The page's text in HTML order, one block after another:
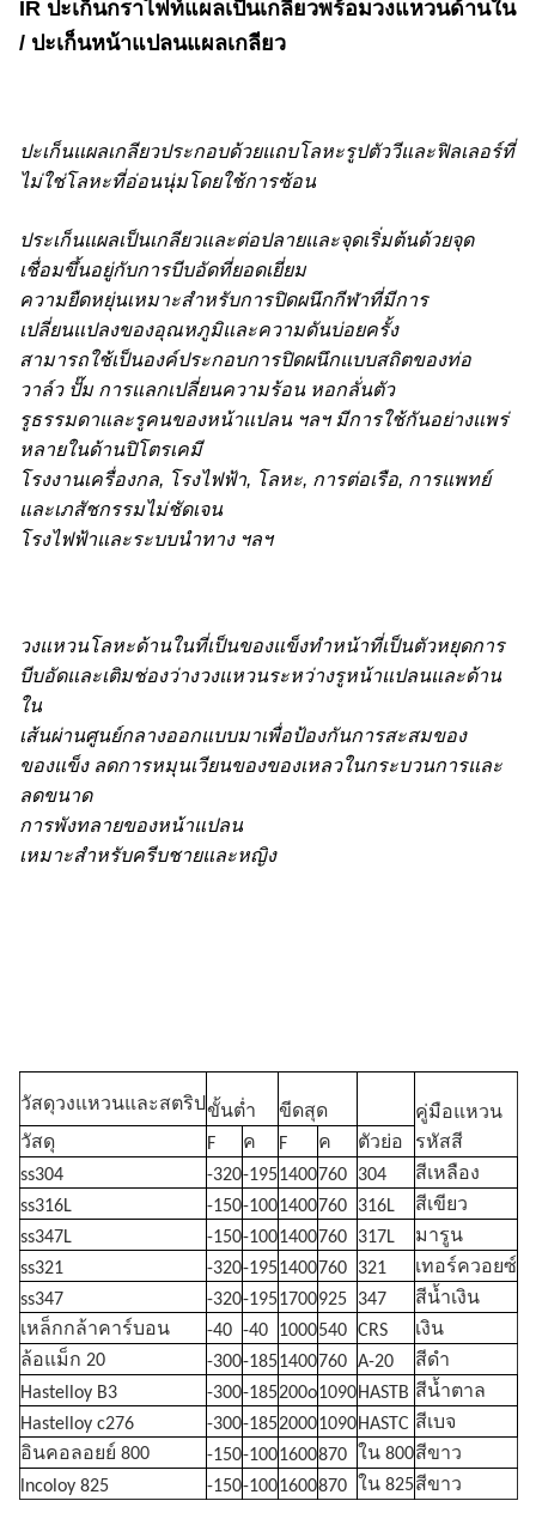
IR ปะเก็นกราไฟท์แผลเป็นเกลียวพร้อมวงแหวนด้านใน
/ ปะเก็นหน้าแปลนแผลเกลียว
ปะเก็นแผลเกลียวประกอบด้วยแถบโลหะรูปตัววีและฟิลเลอร์ที่
ไม่ใช่โลหะที่อ่อนนุ่มโดยใช้การซ้อน
ประเก็นแผลเป็นเกลียวและต่อปลายและจุดเริ่มต้นด้วยจุด
เชื่อมขึ้นอยู่กับการบีบอัดที่ยอดเยี่ยม
ความยืดหยุ่นเหมาะสำหรับการปิดผนึกกีฬาที่มีการ
เปลี่ยนแปลงของอุณหภูมิและความดันบ่อยครั้ง
สามารถใช้เป็นองค์ประกอบการปิดผนึกแบบสถิตของท่อ
วาล์ว ปั๊ม การแลกเปลี่ยนความร้อน หอกลั่นตัว
รูธรรมดาและรูคนของหน้าแปลน ฯลฯ มีการใช้กันอย่างแพร่
หลายในด้านปิโตรเคมี
โรงงานเครื่องกล, โรงไฟฟ้า, โลหะ, การต่อเรือ, การแพทย์
และเภสัชกรรมไม่ชัดเจน
โรงไฟฟ้าและระบบนำทาง ฯลฯ
วงแหวนโลหะด้านในที่เป็นของแข็งทำหน้าที่เป็นตัวหยุดการ
บีบอัดและเติมช่องว่างวงแหวนระหว่างรูหน้าแปลนและด้าน
ใน
เส้นผ่านศูนย์กลางออกแบบมาเพื่อป้องกันการสะสมของ
ของแข็ง ลดการหมุนเวียนของของเหลวในกระบวนการและ
ลดขนาด
การพังทลายของหน้าแปลน
เหมาะสำหรับครีบชายและหญิง
วัสดุวงแหวนและสตริปขั้นต่ำ ขีดสุด
คู่มือแหวน
รหัสสี
วัสดุ F ค F ค
ตัวย่อ
ss304
-320-1951400760 304
สีเหลือง
ss316L
-150-1001400760 316L
สีเขียว
ss347L
-150-1001400760 317L
มารูน
ss321
-320-1951400760 321
เทอร์ควอยซ์
ss347
-320-1951700925 347
สีน้ำเงิน
เหล็กกล้าคาร์บอน
-40 -40 1000540 CRS
เงิน
ล้อแม็ก 20
-300-1851400760 A-20
สีดำ
Hastelloy B3
-300-185200o1090HASTB สีน้ำตาล
Hastelloy c276
-300-18520001090HASTC สีเบจ
อินคอลอยย์ 800
-150-1001600870 ใน 800สีขาว
lncoloy 825
-150-1001600870 ใน 825สีขาว